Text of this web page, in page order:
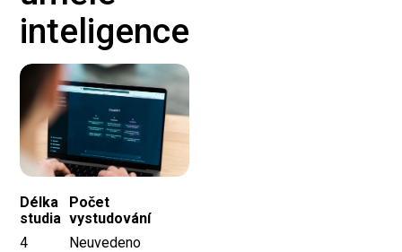
inteligence
Délka
studia
4
Počet
vystudování
Neuvedeno